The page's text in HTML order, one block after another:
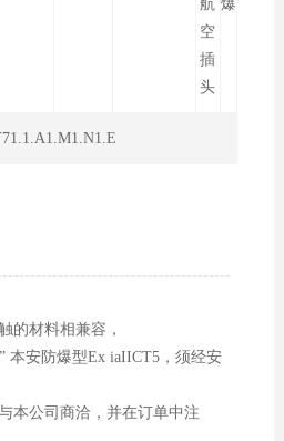
航
空
插
头
爆
的材料相兼容，
本安防爆型Ex iaIICT5，须经安
本公司商洽，并在订单中注